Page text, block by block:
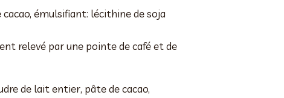
cacao, émulsifiant: lécithine de soja
relevé par une pointe de café et de
de lait entier, pâte de cacao,